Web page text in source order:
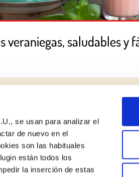
se usan para analizar el
de nuevo en el
son las habituales
están todos los
la inserción de estas
veraniegas, saludables y